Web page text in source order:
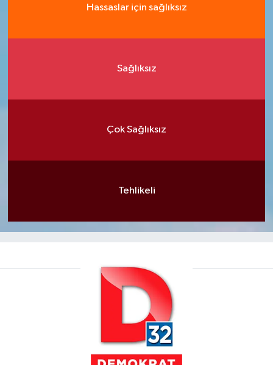
Hassaslar için sağlıksız
Sağlıksız
Çok Sağlıksız
Tehlikeli